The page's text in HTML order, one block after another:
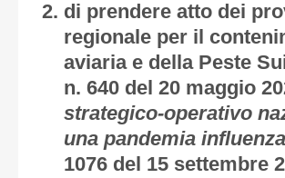
di prendere atto dei
regionale per il
aviaria e della Peste
n. 640 del 20 maggio
strategico-operativo
una pandemia
1076 del 15 settembre